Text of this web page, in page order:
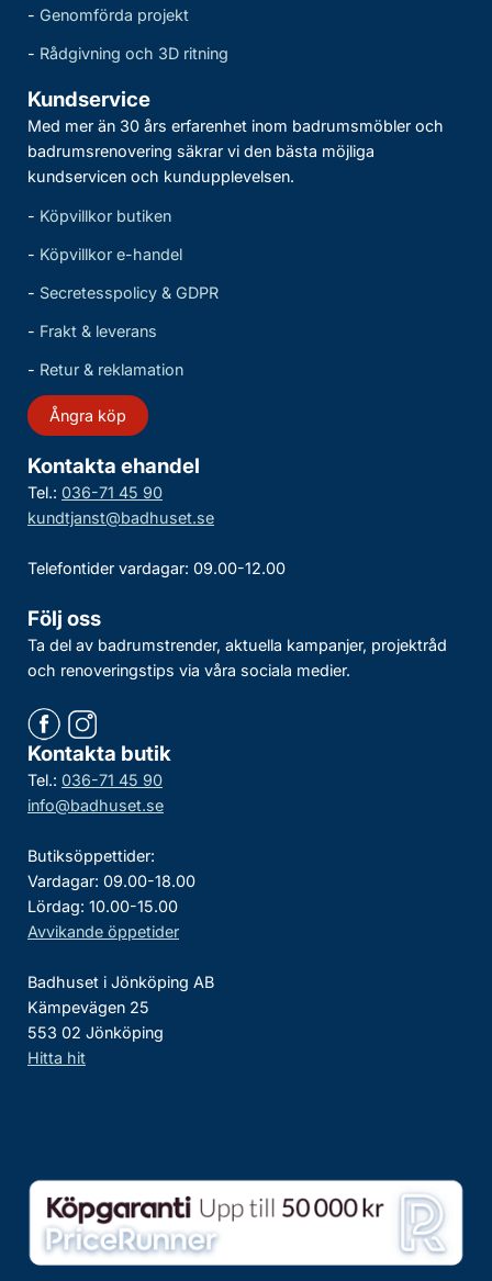
- Genomförda projekt
- Rådgivning och 3D ritning
Kundservice
Med mer än 30 års erfarenhet inom badrumsmöbler och
badrumsrenovering säkrar vi den bästa möjliga
kundservicen och kundupplevelsen.
- Köpvillkor butiken
- Köpvillkor e-handel
- Secretesspolicy & GDPR
- Frakt & leverans
- Retur & reklamation
Ångra köp
Kontakta ehandel
Tel.: 036-71 45 90
kundtjanst@badhuset.se
Telefontider vardagar: 09.00-12.00
Följ oss
Ta del av badrumstrender, aktuella kampanjer, projektråd
och renoveringstips via våra sociala medier.
Kontakta butik
Tel.: 036-71 45 90
info@badhuset.se
Butiksöppettider:
Vardagar: 09.00-18.00
Lördag: 10.00-15.00
Avvikande öppetider
Badhuset i Jönköping AB
Kämpevägen 25
553 02 Jönköping
Hitta hit